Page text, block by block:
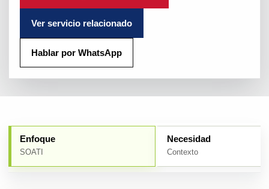
Ver servicio relacionado
Hablar por WhatsApp
Enfoque
SOATI
Necesidad
Contexto